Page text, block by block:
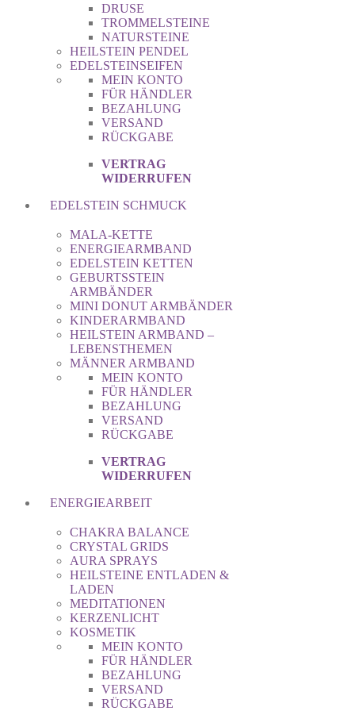
DRUSE
TROMMELSTEINE
NATURSTEINE
HEILSTEIN PENDEL
EDELSTEINSEIFEN
MEIN KONTO
FÜR HÄNDLER
BEZAHLUNG
VERSAND
RÜCKGABE
VERTRAG
WIDERRUFEN
EDELSTEIN SCHMUCK
MALA-KETTE
ENERGIEARMBAND
EDELSTEIN KETTEN
GEBURTSSTEIN
ARMBÄNDER
MINI DONUT ARMBÄNDER
KINDERARMBAND
HEILSTEIN ARMBAND –
LEBENSTHEMEN
MÄNNER ARMBAND
MEIN KONTO
FÜR HÄNDLER
BEZAHLUNG
VERSAND
RÜCKGABE
VERTRAG
WIDERRUFEN
ENERGIEARBEIT
CHAKRA BALANCE
CRYSTAL GRIDS
AURA SPRAYS
HEILSTEINE ENTLADEN &
LADEN
MEDITATIONEN
KERZENLICHT
KOSMETIK
MEIN KONTO
FÜR HÄNDLER
BEZAHLUNG
VERSAND
RÜCKGABE